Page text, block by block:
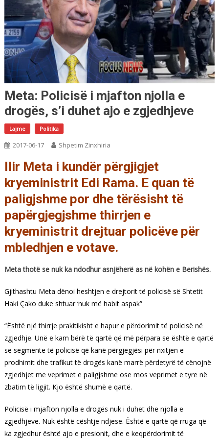
Meta: Policisë i mjafton njolla e
drogës, s’i duhet ajo e zgjedhjeve
Lajme Politika
2017-06-17 Shpetim Zinxhiria
Ilir Meta i kundër përgjigjet
kryeministrit Edi Rama. E quan të
paligjshme por dhe tërësisht të
papërgjegjshme thirrjen e
kryeministrit drejtuar policëve për
mbledhjen e votave.
Meta thotë se nuk ka ndodhur asnjëherë as në kohën e Berishës.
Gjithashtu Meta dënoi heshtjen e drejtorit të policisë së Shtetit
Haki Çako duke shtuar ‘nuk më habit aspak”
“Është një thirrje prakitikisht e hapur e përdorimit të policisë në
zgjedhje. Unë e kam bërë të qartë që më përpara se është e qartë
se segmente të policisë që kanë përgjegjësi për nxitjen e
prodhimit dhe trafikut të drogës kanë marrë përdetyrë të cënojnë
zgjedhjet me veprimet e paligjshme ose mos veprimet e tyre në
zbatim të ligjit. Kjo është shumë e qartë.
Policisë i mjafton njolla e drogës nuk i duhet dhe njolla e
zgjedhjeve. Nuk është cështje ndjese. Është e qartë që rruga që
ka zgjedhur është ajo e presionit, dhe e keqpërdorimit të